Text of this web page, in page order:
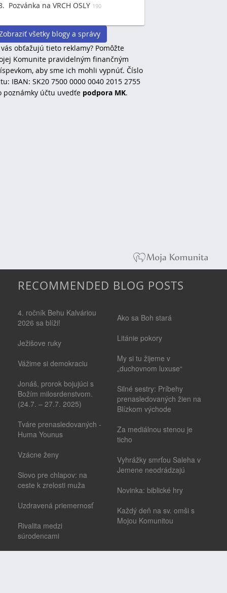
Pozvánka na VRCH OSLY 190
všetky blogy a správy
obťažujú tieto reklamy? Pomôžte
Komunite pravidelným finančným
aby sme ich mohli vypnúť. Číslo
IBAN: SK20 7500 0000 0040 2015 2755
poznámky účtu uvedťe podpora MK.
RECOMMENDED BLOG POSTS
4. ročník Behu Kalváriou
2026 sa blíži!
Ježišove ruky
Vážime si demokraciu
Jonáš, prorok bojujúci s
Božím milosrdenstvom.
(24.7. – 27.7. 2025)
Tváre prenasledovaných -
Huma Younus
Vzácne ženy
Slovo pre chlapov: na
ceste k zrelosti muža
Uzdravená priemernosť
Rivalita medzi
súrodencami
Ako sa Boh stará
Litánie pokory
My si tu žijeme v
„duchovnom luxuse“
Silné sestry: Príbehy
prenasledovaných žien na
Blízkom východe
Za mediálnou stenou je
ticho
Vyhrážky smrťou Saleha v
Jemene neodrádzajú
Novinka: biblické hry
Každý deň na sv. omši s
Mojou Komunitou